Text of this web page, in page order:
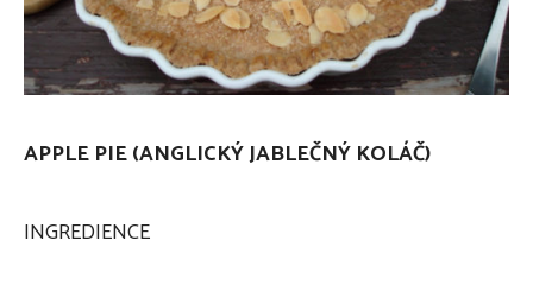
APPLE PIE (ANGLICKÝ JABLEČNÝ KOLÁČ)
INGREDIENCE